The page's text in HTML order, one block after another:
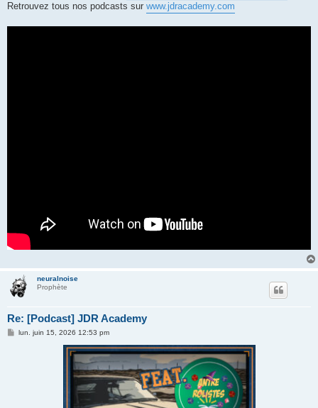
Retrouvez tous nos podcasts sur www.jdracademy.com
neuralnoise
Prophète
Re: [Podcast] JDR Academy
Mlun. juin 15, 2026 12:53 pm